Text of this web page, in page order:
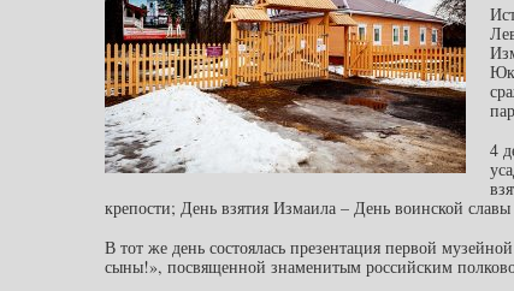
4
крепости; День взятия Измаила – День воинской
В тот же день состоялась презентация первой
сыны!», посвященной знаменитым российским